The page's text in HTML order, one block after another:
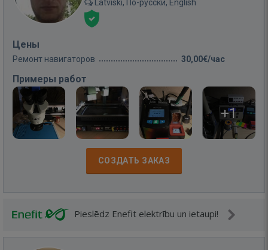
Latviski, По-русски, English
Цены
Ремонт навигаторов 30,00€/час
Примеры работ
+1
СОЗДАТЬ ЗАКАЗ
Pieslēdz Enefit elektrību un ietaupi!